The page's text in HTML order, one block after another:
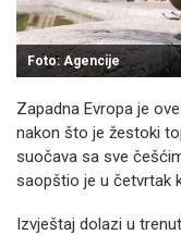
Foto: Agencije
Zapadna Evropa je
nakon što je žestoki
suočava sa sve
saopštio je u četvrtak
Izvještaj dolazi u